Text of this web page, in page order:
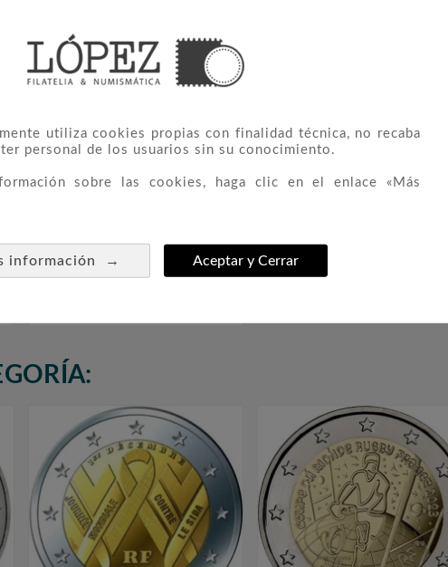
utiliza cookies propias con finalidad técnica, no recaba
personal de los usuarios sin su conocimiento.
sobre las cookies, haga clic en el enlace «Más
información → Aceptar y Cerrar

Moneda Conmemorativa 2
Euros Francia 2022 JJOO
Paris 2024
Moneda Conmemorativa 2
Euros Grecia 2019 Kalvos